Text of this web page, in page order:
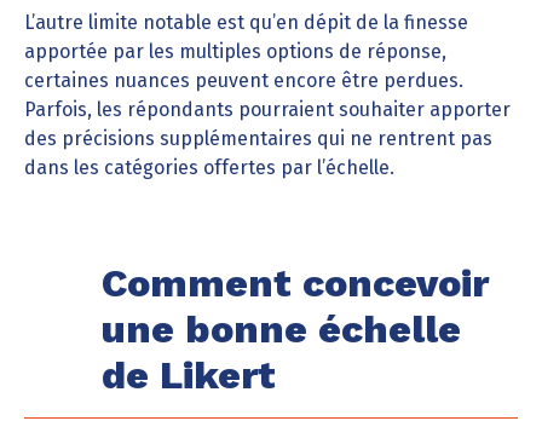
L’autre limite notable est qu’en dépit de la finesse
apportée par les multiples options de réponse,
certaines nuances peuvent encore être perdues.
Parfois, les répondants pourraient souhaiter apporter
des précisions supplémentaires qui ne rentrent pas
dans les catégories offertes par l’échelle.
Comment concevoir
une bonne échelle
de Likert